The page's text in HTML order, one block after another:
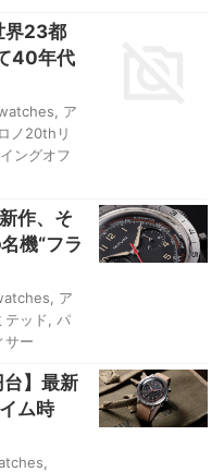
界23都
40年代
ア
ノ20thリ
ングオフ
作、そ
機“フラ
ア
ッド
パ
サー
台】最新
ム時